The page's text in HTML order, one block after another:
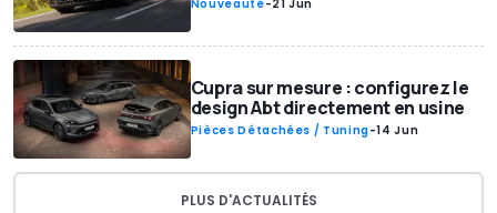
Nouveauté-21 Jun
Cupra sur mesure : configurez le
design Abt directement en usine
Pièces Détachées / Tuning-14 Jun
PLUS D'ACTUALITÉS